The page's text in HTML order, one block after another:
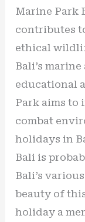
Marine Park
contributes
ethical
Bali’s
educational
Park aims to
combat
holidays in
Bali is
Bali’s
beauty of
holiday a